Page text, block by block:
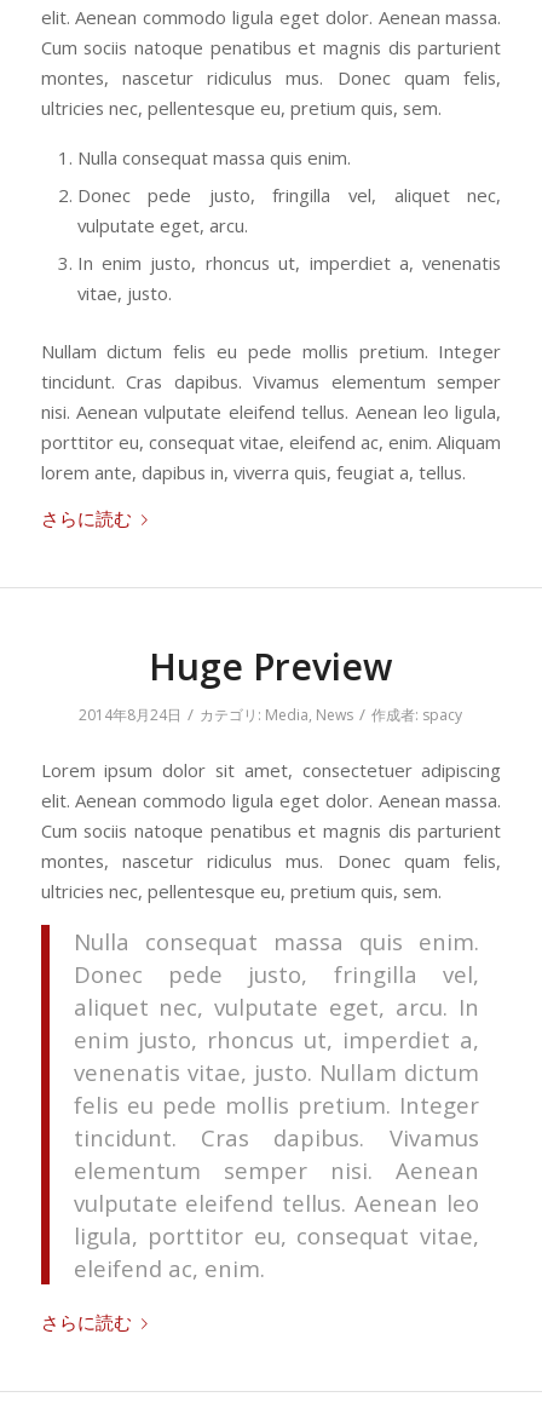
elit. Aenean commodo ligula eget dolor. Aenean massa.
Cum sociis natoque penatibus et magnis dis parturient
montes, nascetur ridiculus mus. Donec quam felis,
ultricies nec, pellentesque eu, pretium quis, sem.
Nulla consequat massa quis enim.
Donec pede justo, fringilla vel, aliquet nec,
vulputate eget, arcu.
In enim justo, rhoncus ut, imperdiet a, venenatis
vitae, justo.
Nullam dictum felis eu pede mollis pretium. Integer
tincidunt. Cras dapibus. Vivamus elementum semper
nisi. Aenean vulputate eleifend tellus. Aenean leo ligula,
porttitor eu, consequat vitae, eleifend ac, enim. Aliquam
lorem ante, dapibus in, viverra quis, feugiat a, tellus.
さらに読む
Huge Preview
2014年8月24日 / カテゴリ: Media, News / 作成者: spacy
Lorem ipsum dolor sit amet, consectetuer adipiscing
elit. Aenean commodo ligula eget dolor. Aenean massa.
Cum sociis natoque penatibus et magnis dis parturient
montes, nascetur ridiculus mus. Donec quam felis,
ultricies nec, pellentesque eu, pretium quis, sem.
Nulla consequat massa quis enim.
Donec pede justo, fringilla vel,
aliquet nec, vulputate eget, arcu. In
enim justo, rhoncus ut, imperdiet a,
venenatis vitae, justo. Nullam dictum
felis eu pede mollis pretium. Integer
tincidunt. Cras dapibus. Vivamus
elementum semper nisi. Aenean
vulputate eleifend tellus. Aenean leo
ligula, porttitor eu, consequat vitae,
eleifend ac, enim.
さらに読む